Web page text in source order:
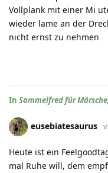
Vollplank mit einer Mi
wieder lame an der
nicht ernst zu nehmen
In Sammelfred für
eusebiatesaurus
Heute ist ein
mal Ruhe will, dem